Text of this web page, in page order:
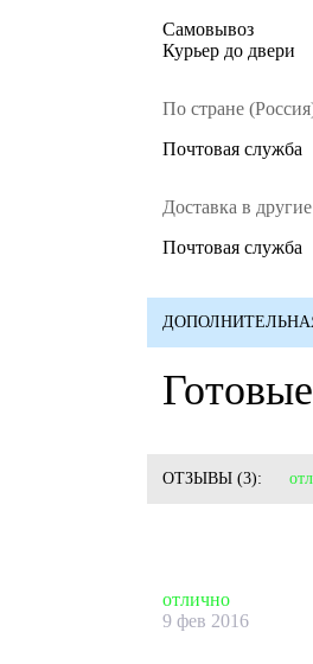
Cамовывоз
Курьер до двери
По стране
Почтовая служба
Доставка в
Почтовая служба
ОТЗЫВЫ (3):
отлично
9 фев 2016